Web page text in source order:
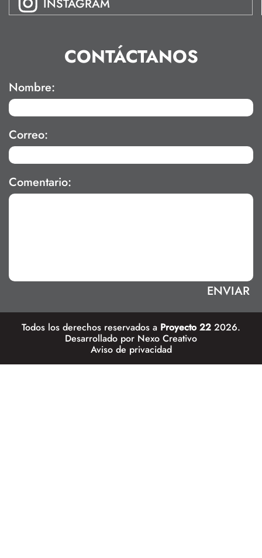
INSTAGRAM
CONTÁCTANOS
Nombre:
Correo:
Comentario:
Todos los derechos reservados a Proyecto 22 2026.
Desarrollado por Nexo Creativo
Aviso de privacidad